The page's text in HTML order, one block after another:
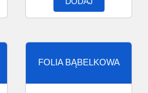
FOLIA BĄBELKOWA